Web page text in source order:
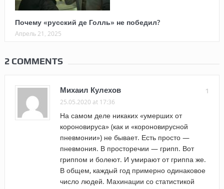
Почему «русский де Голль» не победил?
Апрель 21, 2025
2 COMMENTS
1
Михаил Кулехов
25.05.2020 at 17:36
На самом деле никаких «умерших от
короновируса» (как и «короновирусной
пневмонии») не бывает. Есть просто —
пневмония. В просторечии — грипп. Вот
гриппом и болеют. И умирают от гриппа же.
В общем, каждый год примерно одинаковое
число людей. Махинации со статистикой